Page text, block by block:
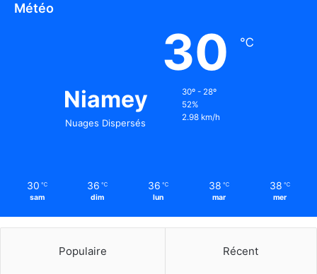
Météo
Niamey
Nuages Dispersés
30 ℃
30º - 28º
52%
2.98 km/h
30 ℃
sam
36 ℃
dim
36 ℃
lun
38 ℃
mar
38 ℃
mer
Populaire Récent